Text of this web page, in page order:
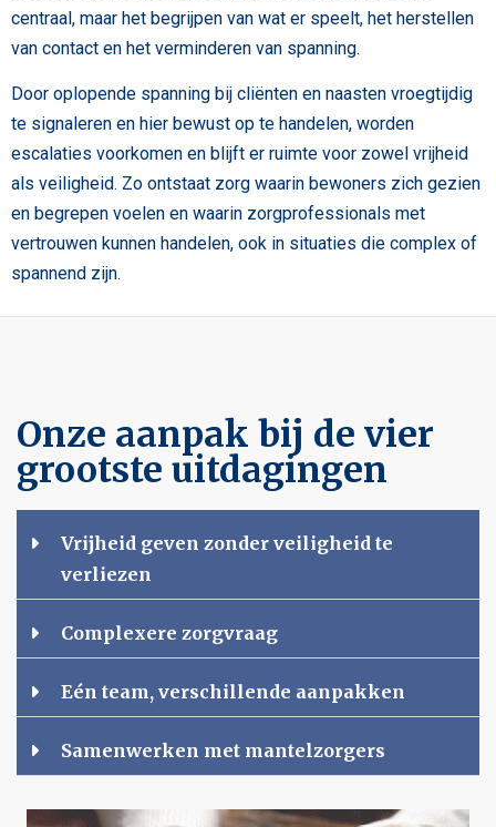
centraal, maar het begrijpen van wat er speelt, het herstellen
van contact en het verminderen van spanning.
Door oplopende spanning bij cliënten en naasten vroegtijdig
te signaleren en hier bewust op te handelen, worden
escalaties voorkomen en blijft er ruimte voor zowel vrijheid
als veiligheid. Zo ontstaat zorg waarin bewoners zich gezien
en begrepen voelen en waarin zorgprofessionals met
vertrouwen kunnen handelen, ook in situaties die complex of
spannend zijn.
Onze aanpak bij de vier
grootste uitdagingen
Vrijheid geven zonder veiligheid te
verliezen
Complexere zorgvraag
Eén team, verschillende aanpakken
Samenwerken met mantelzorgers